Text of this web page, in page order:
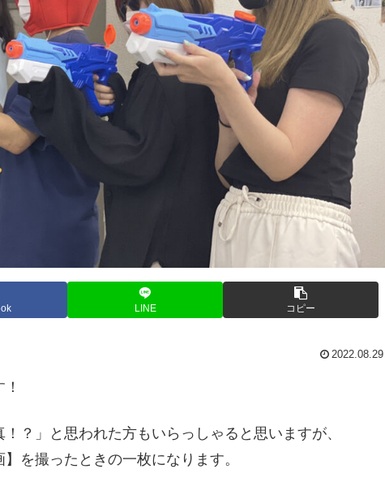
LINE コピー
2022.08.29
？」と思われた方もいらっしゃると思いますが、
を撮ったときの一枚になります。